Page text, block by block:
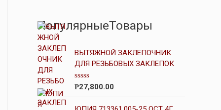
ПопулярныеТовары
ВЫТЯЖНОЙ ЗАКЛЕПОЧНИК
ДЛЯ РЕЗЬБОВЫХ ЗАКЛЕПОК
О
Р27,800.00